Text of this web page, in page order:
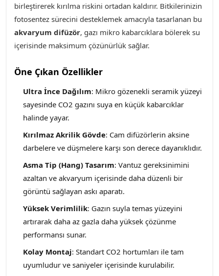
birleştirerek kırılma riskini ortadan kaldırır. Bitkilerinizin
fotosentez sürecini desteklemek amacıyla tasarlanan bu
akvaryum difüzör, gazı mikro kabarcıklara bölerek su
içerisinde maksimum çözünürlük sağlar.
Öne Çıkan Özellikler
Ultra İnce Dağılım: Mikro gözenekli seramik yüzeyi
sayesinde CO2 gazını suya en küçük kabarcıklar
halinde yayar.
Kırılmaz Akrilik Gövde: Cam difüzörlerin aksine
darbelere ve düşmelere karşı son derece dayanıklıdır.
Asma Tip (Hang) Tasarım: Vantuz gereksinimini
azaltan ve akvaryum içerisinde daha düzenli bir
görüntü sağlayan askı aparatı.
Yüksek Verimlilik: Gazın suyla temas yüzeyini
artırarak daha az gazla daha yüksek çözünme
performansı sunar.
Kolay Montaj: Standart CO2 hortumları ile tam
uyumludur ve saniyeler içerisinde kurulabilir.